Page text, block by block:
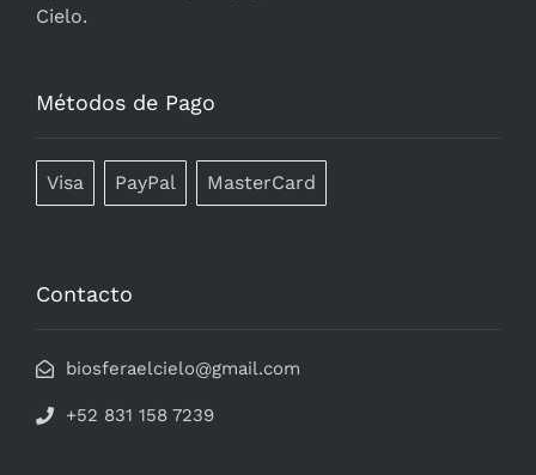
Cielo.
Métodos de Pago
Visa PayPal MasterCard
Contacto
biosferaelcielo@gmail.com
+52 831 158 7239